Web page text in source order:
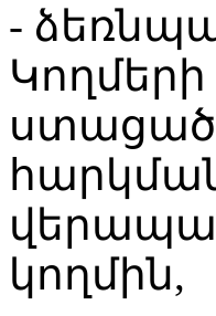
-
ստացած
կողմին,